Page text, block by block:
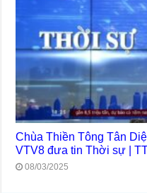
Chùa Thiền Tông Tân
VTV8 đưa tin Thời sự |
08/03/2025